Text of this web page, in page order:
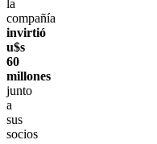
la
compañía
invirtió
u$s
60
millones
junto
a
sus
socios